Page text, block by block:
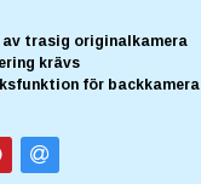
av trasig originalkamera
krävs
för backkamera